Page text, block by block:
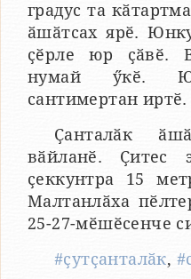
градус та
ӑшӑтсах ярӗ.
ҫӗрле юр ҫӑвӗ.
нумай ӳкӗ.
сантимертан иртӗ.
Ҫанталӑк
вӑйланӗ. Ҫитес
ҫеккунтра 15
Малтанлӑха
25-27-мӗшӗсенче
#ҫутҫанталӑк,